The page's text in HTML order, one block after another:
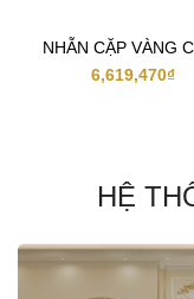
NHẪN CẶP VÀNG
6,619,470₫
HỆ